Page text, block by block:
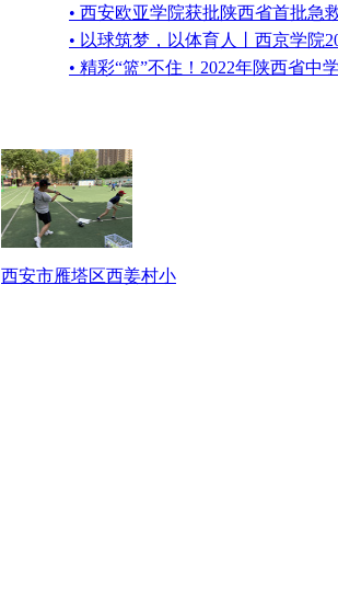
• 西安欧亚学院获批陕西省首批急
• 以球筑梦，以体育人丨西京学院
• 精彩“篮”不住！2022年陕西省中
西安市雁塔区西姜村小